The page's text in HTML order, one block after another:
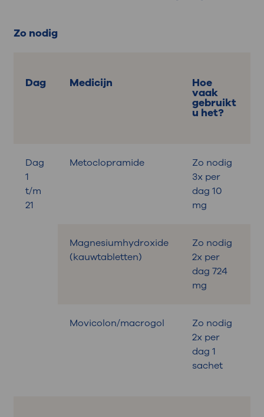
Zo nodig
Dag Medicijn Hoe
vaak
gebruikt
u het?
Dag
1
t/m
21
Metoclopramide
Zo nodig
3x per
dag 10
mg
Magnesiumhydroxide
(kauwtabletten)
Zo nodig
2x per
dag 724
mg
Movicolon/macrogol
Zo nodig
2x per
dag 1
sachet